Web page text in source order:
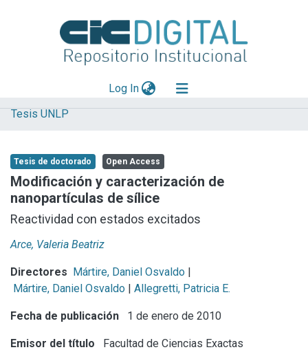
Log In(current)
Explorar
Aportar material
Statistics
Tesis UNLP
Tesis de doctorado Open Access
Modificación y caracterización de
nanopartículas de sílice
Reactividad con estados excitados
Arce, Valeria Beatriz
Directores Mártire, Daniel Osvaldo |
Mártire, Daniel Osvaldo | Allegretti, Patricia E.
Fecha de publicación 1 de enero de 2010
Emisor del título Facultad de Ciencias Exactas